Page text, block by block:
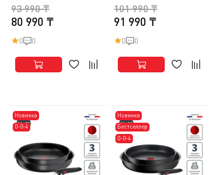
80 990 ₸
93 990 ₸
0 0
91 990 ₸
101 990 ₸
0 0
Новинка
0-0-4
Новинка
Бестселлер
0-0-4